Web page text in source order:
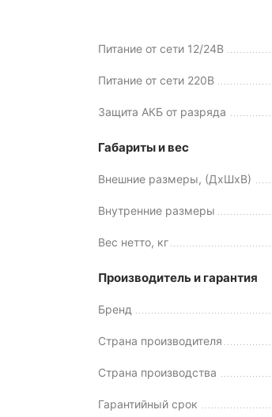
Питание от сети 12/24В
Питание от сети 220В
Защита АКБ от разряда
Габариты и вес
Внешние размеры, (ДхШхВ)
Внутренние размеры
Вес нетто, кг
Производитель и гарантия
Бренд
Страна производителя
Страна производства
Гарантийный срок